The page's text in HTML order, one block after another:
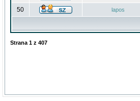
50 lapos
Strana 1 z 407